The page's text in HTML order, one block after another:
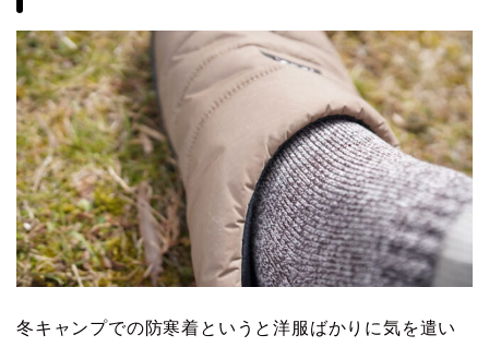
冬キャンプでの防寒着というと洋服ばかりに気を遣い